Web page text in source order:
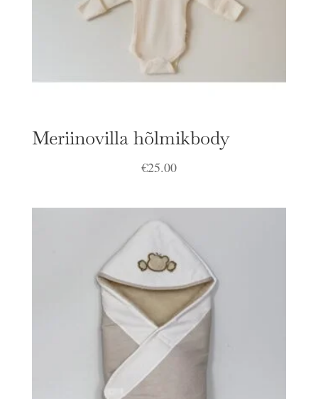
Meriinovilla hõlmikbody
€25.00